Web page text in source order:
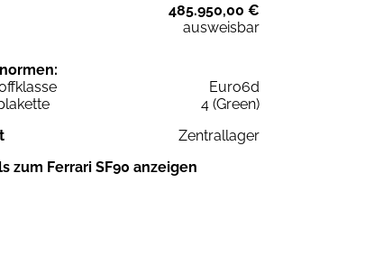
485.950,00 €
ausweisbar
Euro6d
4 (Green)
Zentrallager
zum Ferrari SF90 anzeigen